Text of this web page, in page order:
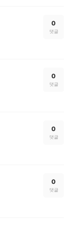
0
댓글
0
댓글
0
댓글
0
댓글